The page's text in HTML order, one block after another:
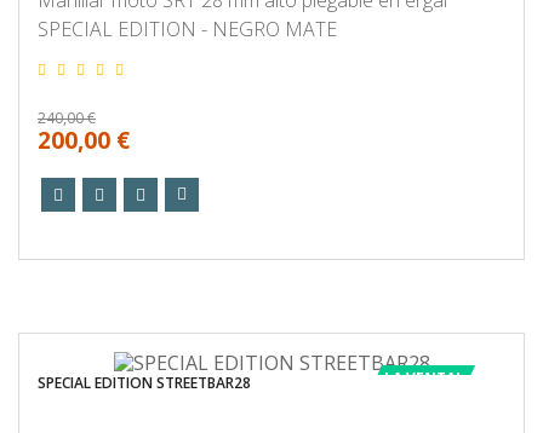
SPECIAL EDITION - NEGRO MATE
240,00 €
200,00 €
LA VENTA!
SPECIAL EDITION STREETBAR28